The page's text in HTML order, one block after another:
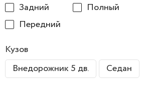
Задний
Полный
Передний
Кузов
Внедорожник 5 дв.
Седан